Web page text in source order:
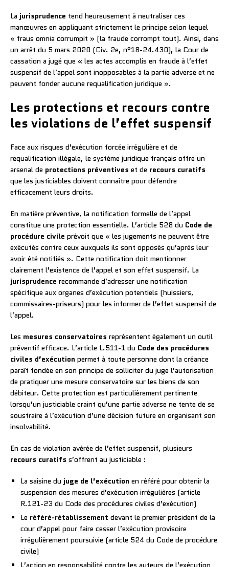
La jurisprudence tend heureusement à neutraliser ces
manœuvres en appliquant strictement le principe selon lequel
« fraus omnia corrumpit » (la fraude corrompt tout). Ainsi, dans
un arrêt du 5 mars 2020 (Civ. 2e, n°18-24.430), la Cour de
cassation a jugé que « les actes accomplis en fraude à l’effet
suspensif de l’appel sont inopposables à la partie adverse et ne
peuvent fonder aucune requalification juridique ».
Les protections et recours contre
les violations de l’effet suspensif
Face aux risques d’exécution forcée irrégulière et de
requalification illégale, le système juridique français offre un
arsenal de protections préventives et de recours curatifs
que les justiciables doivent connaître pour défendre
efficacement leurs droits.
En matière préventive, la notification formelle de l’appel
constitue une protection essentielle. L’article 528 du Code de
procédure civile prévoit que « les jugements ne peuvent être
exécutés contre ceux auxquels ils sont opposés qu’après leur
avoir été notifiés ». Cette notification doit mentionner
clairement l’existence de l’appel et son effet suspensif. La
jurisprudence recommande d’adresser une notification
spécifique aux organes d’exécution potentiels (huissiers,
commissaires-priseurs) pour les informer de l’effet suspensif de
l’appel.
Les mesures conservatoires représentent également un outil
préventif efficace. L’article L.511-1 du Code des procédures
civiles d’exécution permet à toute personne dont la créance
paraît fondée en son principe de solliciter du juge l’autorisation
de pratiquer une mesure conservatoire sur les biens de son
débiteur. Cette protection est particulièrement pertinente
lorsqu’un justiciable craint qu’une partie adverse ne tente de se
soustraire à l’exécution d’une décision future en organisant son
insolvabilité.
En cas de violation avérée de l’effet suspensif, plusieurs
recours curatifs s’offrent au justiciable :
La saisine du juge de l’exécution en référé pour obtenir la
suspension des mesures d’exécution irrégulières (article
R.121-23 du Code des procédures civiles d’exécution)
Le référé-rétablissement devant le premier président de la
cour d’appel pour faire cesser l’exécution provisoire
irrégulièrement poursuivie (article 524 du Code de procédure
civile)
L’action en responsabilité contre les auteurs de l’exécution